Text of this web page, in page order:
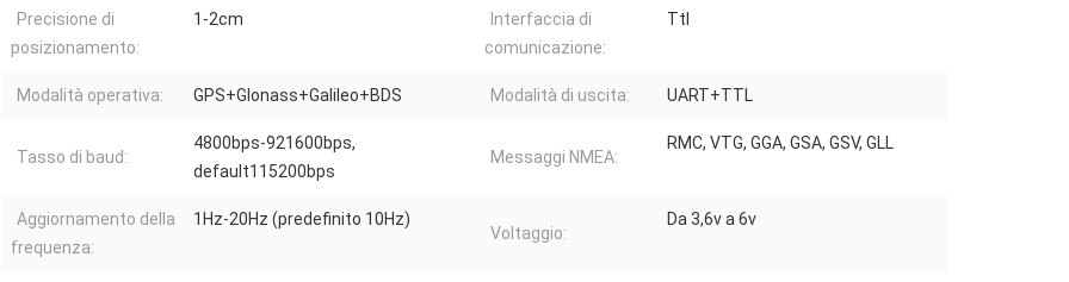
Precisione di
posizionamento:
1-2cm
Interfaccia di
comunicazione:
Ttl
Modalità operativa: GPS+Glonass+Galileo+BDS Modalità di uscita: UART+TTL
Tasso di baud:
4800bps-921600bps,
default115200bps
Messaggi NMEA:
RMC, VTG, GGA, GSA, GSV, GLL
Aggiornamento della
frequenza:
1Hz-20Hz (predefinito 10Hz)
Voltaggio:
Da 3,6v a 6v